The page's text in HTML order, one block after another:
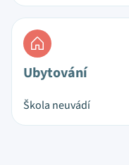
Ubytování
Škola neuvádí